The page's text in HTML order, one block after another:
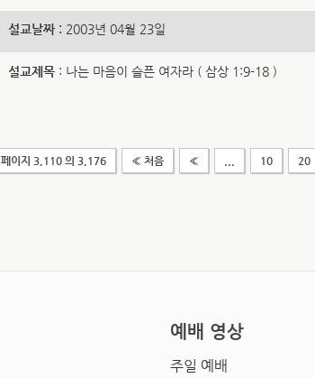
설교날짜 : 2003년 04월 23일
설교제목: 나는 마음이 슬픈 여자라 ( 삼상 1:9-18 )
페이지 3,110 의 3,176 « 처음 « 10 20
예배 영상
주일 예배